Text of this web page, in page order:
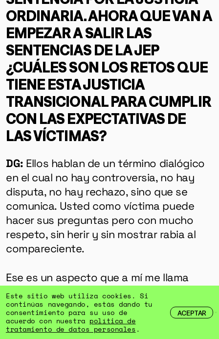
ORDINARIA. AHORA QUE VAN A
EMPEZAR A SALIR LAS
SENTENCIAS DE LA JEP
¿CUÁLES SON LOS RETOS QUE
TIENE ESTA JUSTICIA
TRANSICIONAL PARA CUMPLIR
CON LAS EXPECTATIVAS DE
LAS VÍCTIMAS?
DG: Ellos hablan de un término dialógico
en el cual no hay controversia, no hay
disputa, no hay rechazo, sino que se
comunica. Usted como víctima puede
hacer sus preguntas pero con mucho
respeto, sin herir y sin mostrar rabia al
compareciente.
Ese es un aspecto que a mí me llama
mucho la atención porque ellos dicen
que esta justicia es dialógica y
transicional, no es como la ordinaria, sino
que aquí las cosas se tratan de manera
Este sitio web utiliza cookies. Si
continúas navegando, estás dando tu
consentimiento para su uso de
acuerdo con nuestra política de
tratamiento de datos personales .
ACEPTAR